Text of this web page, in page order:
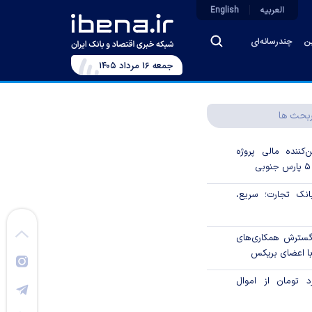
چندرسانه‌ای
العربیه English
جمعه ۱۶ مرداد ۱۴۰۵
ها
مالی پروژه
تجارت؛ سریع،
گسترش همکاری‌های
اعضای بریکس
میلیارد تومان از اموال